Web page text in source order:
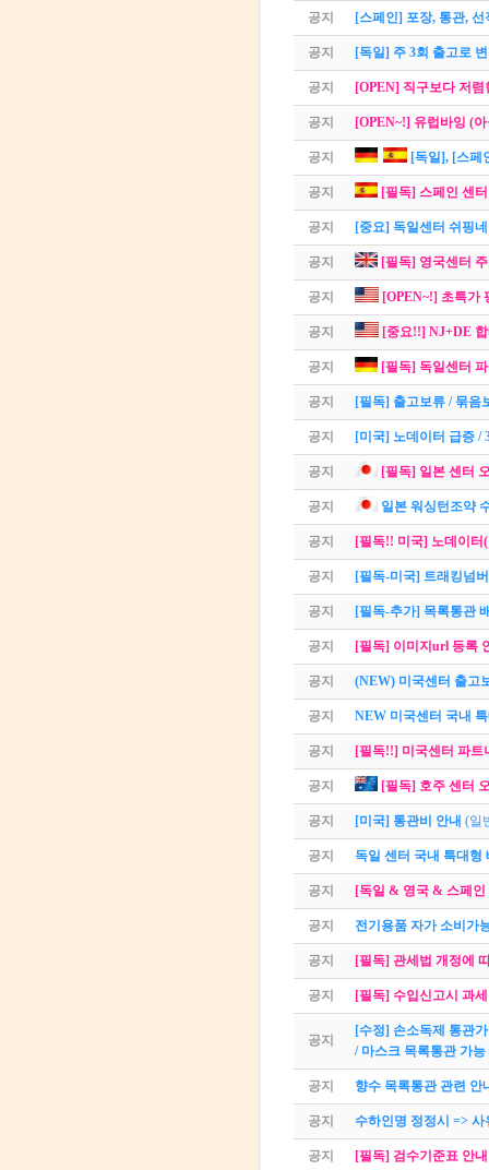
공지 [스페인] 포장, 통관,
공지 [독일] 주 3회 출고로
공지 [OPEN] 직구보다 저
공지 [OPEN~!] 유럽바잉 (
공지 [독일], [스페
공지 [필독] 스페인 센
공지 [중요] 독일센터 쉬핑
공지 [필독] 영국센터
공지 [OPEN~!] 초특가
공지 [중요!!] NJ+DE
공지 [필독] 독일센터
공지 [필독] 출고보류 / 묶음
공지 [미국] 노데이터 급증 /
공지 [필독] 일본 센터
공지 일본 워싱턴조약
공지 [필독!! 미국] 노데이터
공지 [필독-미국] 트래킹넘
공지 [필독-추가] 목록통관
공지 [필독] 이미지url 등록
공지 (NEW) 미국센터 출고
공지 NEW 미국센터 국내
공지 [필독!!] 미국센터 파트
공지 [필독] 호주 센터
공지 [미국] 통관비 안내 (일
공지 독일 센터 국내 특대형
공지 [독일 & 영국 & 스페
공지 전기용품 자가 소비가
공지 [필독] 관세법 개정에
공지 [필독] 수입신고시 과
공지
[수정] 손소독제 통관
/ 마스크 목록통관 가능
공지 향수 목록통관 관련 안
공지 수하인명 정정시 =>
공지 [필독] 검수기준표 안내